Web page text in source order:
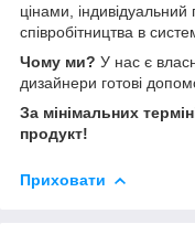
цінами,
співробітництва в
Чому ми? У нас є
дизайнери готові
За мінімальних
продукт!
Приховати